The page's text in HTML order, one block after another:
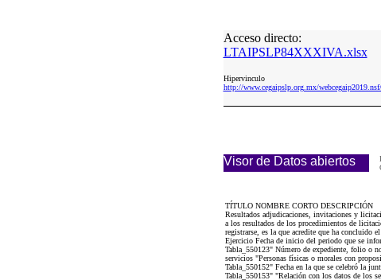
Acceso directo:
LTAIPSLP84XXXIVA.xlsx
Hipervinculo
http://www.cegaipslp.org.mx/
Visor de Datos abiertos
TÍTULO NOMBRE CORTO DESCRIPCIÓN
Resultados adjudicaciones, invitaciones y
a los resultados de los procedimientos de
registrarse, es la que acredite que ha concluido
Ejercicio Fecha de inicio del periodo que se
Tabla_550123" Número de expediente, folio o
servicios "Personas físicas o morales con
Tabla_550152" Fecha en la que se celebró la
Tabla_550153" "Relación con los datos de los